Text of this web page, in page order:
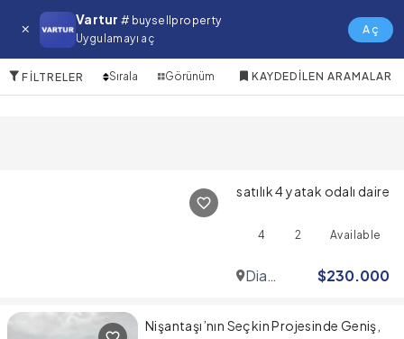
Vartur # buysellproperty
Uygulamayı aç
Aç
Alanya Satılık Daire
FILTRELER Sırala Görünüm KAYDEDILEN ARAMALAR
satılık 4 yatak odalı daire
4 2 Available
Dia
$230.000
Nişantaşı’nın Seçkin Projesinde Geniş,